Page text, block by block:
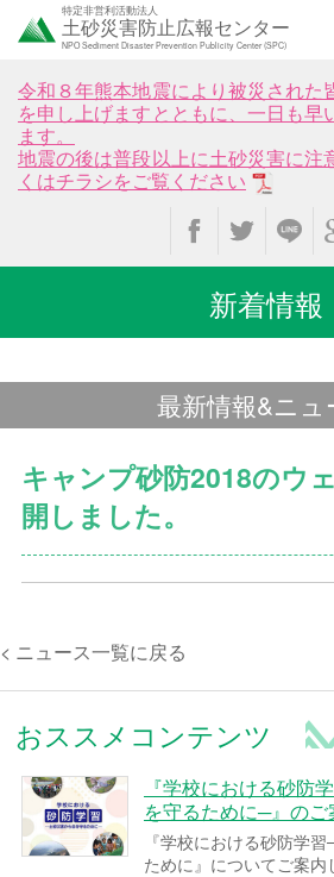
特定非営利活動法人
土砂災害防止広報センター
NPO Sediment Disaster Prevention Publicity Center (SPC)
令和８年熊本地震により被災された
を申し上げますとともに、一日も早
ます。
地震の後は普段以上に土砂災害に注
くはチラシをご覧ください
新着情報
最新情報&ニュ
キャンプ砂防2018のウ
開しました。
< ニュース一覧に戻る
おススメコンテンツ
『学校における砂防
を守るために─』のご
『学校における砂防学
ために』についてご案内